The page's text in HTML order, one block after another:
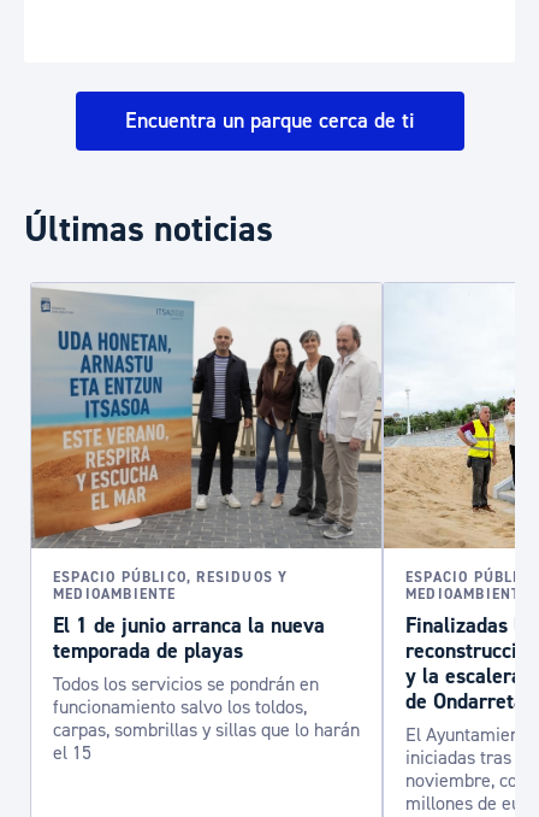
Encuentra un parque cerca de ti
Últimas noticias
ESPACIO PÚBLICO, RESIDUOS Y
MEDIOAMBIENTE
El 1 de junio arranca la nueva
temporada de playas
Todos los servicios se pondrán en
funcionamiento salvo los toldos,
carpas, sombrillas y sillas que lo harán
el 15
ESPACIO
MEDIOAMBIENTE
Finalizadas
y la escalera
de Ondarreta
El
iniciadas tras el
noviembre, con
millones de